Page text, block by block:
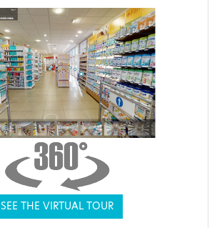
SEE THE VIRTUAL TOUR